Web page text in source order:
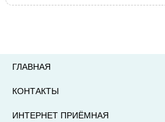
ГЛАВНАЯ
КОНТАКТЫ
ИНТЕРНЕТ ПРИЁМНАЯ